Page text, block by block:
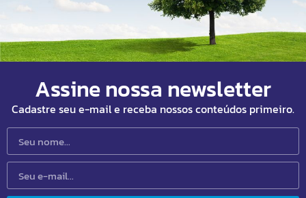
Assine nossa newsletter
Cadastre seu e-mail e receba nossos conteúdos primeiro.